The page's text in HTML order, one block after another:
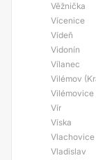
Věžnička
Vícenice
Vídeň
Vidonín
Vílanec
Vilémov
Vilémovice
Vír
Víska
Vlachovice
Vladislav